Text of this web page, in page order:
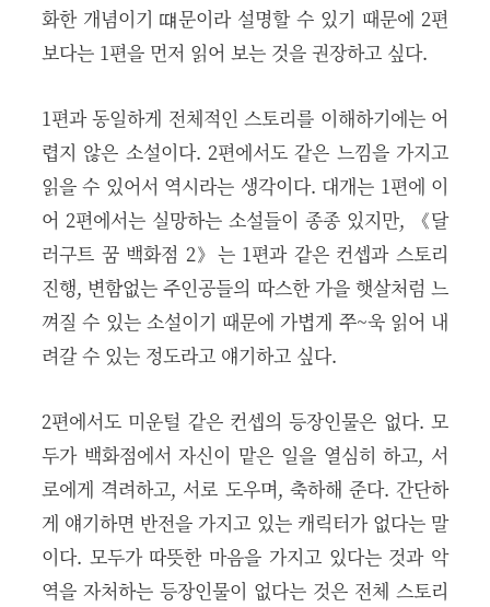
화한 개념이기 떄문이라 설명할 수 있기 때문에 2편
보다는 1편을 먼저 읽어 보는 것을 권장하고 싶다.
1편과 동일하게 전체적인 스토리를 이해하기에는 어
렵지 않은 소설이다. 2편에서도 같은 느낌을 가지고
읽을 수 있어서 역시라는 생각이다. 대개는 1편에 이
어 2편에서는 실망하는 소설들이 종종 있지만, 《달
러구트 꿈 백화점 2》는 1편과 같은 컨셉과 스토리
진행, 변함없는 주인공들의 따스한 가을 햇살처럼 느
껴질 수 있는 소설이기 때문에 가볍게 쭈~욱 읽어 내
려갈 수 있는 정도라고 얘기하고 싶다.
2편에서도 미운털 같은 컨셉의 등장인물은 없다. 모
두가 백화점에서 자신이 맡은 일을 열심히 하고, 서
로에게 격려하고, 서로 도우며, 축하해 준다. 간단하
게 얘기하면 반전을 가지고 있는 캐릭터가 없다는 말
이다. 모두가 따뜻한 마음을 가지고 있다는 것과 악
역을 자처하는 등장인물이 없다는 것은 전체 스토리